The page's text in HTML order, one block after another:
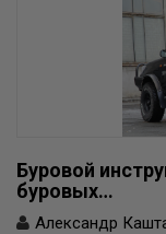
Буровой
буровых…
Александр